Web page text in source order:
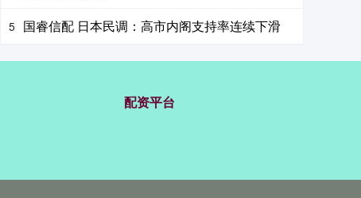
5 国睿信配 日本民调：高市内阁支持率连续下滑
配资平台